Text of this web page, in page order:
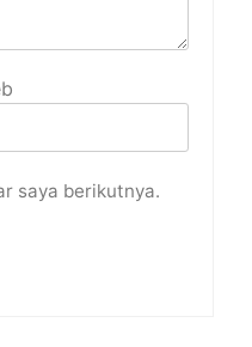
saya berikutnya.